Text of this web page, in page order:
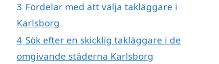
3 Fördelar med att välja takläggare i
Karlsborg
4 Sök efter en skicklig takläggare i de
omgivande städerna Karlsborg